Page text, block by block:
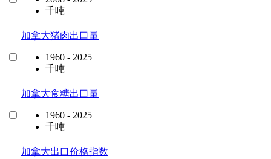
千吨
加拿大猪肉出口量
1960 - 2025
千吨
加拿大食糖出口量
1960 - 2025
千吨
加拿大出口价格指数